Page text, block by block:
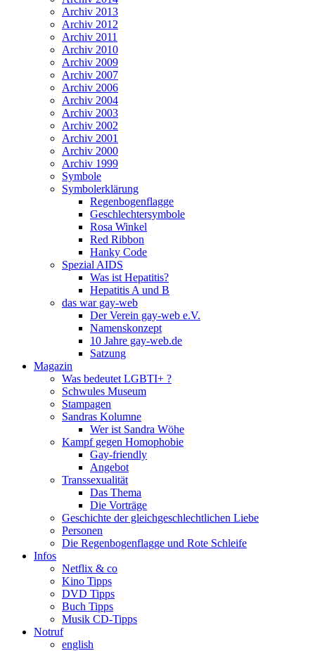
Archiv 2013
Archiv 2012
Archiv 2011
Archiv 2010
Archiv 2009
Archiv 2007
Archiv 2006
Archiv 2004
Archiv 2003
Archiv 2002
Archiv 2001
Archiv 2000
Archiv 1999
Symbole
Symbolerklärung
Regenbogenflagge
Geschlechtersymbole
Rosa Winkel
Red Ribbon
Hanky Code
Spezial AIDS
Was ist Hepatitis?
Hepatitis A und B
das war gay-web
Der Verein gay-web e.V.
Namenskonzept
10 Jahre gay-web.de
Satzung
Magazin
Was bedeutet LGBTI+ ?
Schwules Museum
Stampagen
Sandras Kolumne
Wer ist Sandra Wöhe
Kampf gegen Homophobie
Gay-friendly
Angebot
Transsexualität
Das Thema
Die Vorträge
Geschichte der gleichgeschlechtlichen Liebe
Personen
Die Regenbogenflagge und Rote Schleife
Infos
Netflix & co
Kino Tipps
DVD Tipps
Buch Tipps
Musik CD-Tipps
Notruf
english